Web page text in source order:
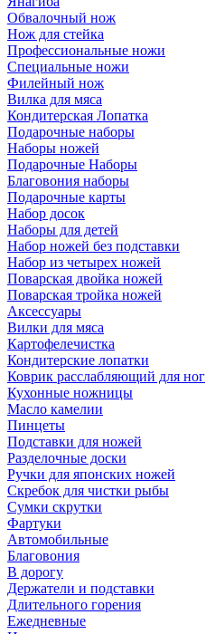
Обвалочный нож
Нож для стейка
Профессиональные ножи
Специальные ножи
Филейный нож
Вилка для мяса
Кондитерская Лопатка
Подарочные наборы
Наборы ножей
Подарочные Наборы
Благовония наборы
Подарочные карты
Набор досок
Наборы для детей
Набор ножей без подставки
Набор из четырех ножей
Поварская двойка ножей
Поварская тройка ножей
Аксессуары
Вилки для мяса
Картофелечистка
Кондитерские лопатки
Коврик расслабляющий для ног
Кухонные ножницы
Масло камелии
Пинцеты
Подставки для ножей
Разделочные доски
Ручки для японских ножей
Скребок для чистки рыбы
Сумки скрутки
Фартуки
Автомобильные
Благовония
В дорогу
Держатели и подставки
Длительного горения
Ежедневные